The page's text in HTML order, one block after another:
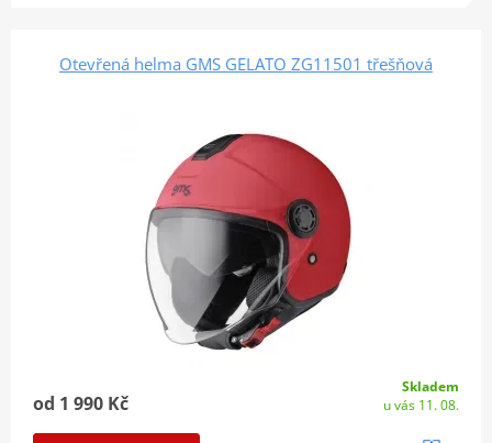
Otevřená helma GMS GELATO ZG11501 třešňová
od 1 990 Kč
Skladem
u vás 11. 08.